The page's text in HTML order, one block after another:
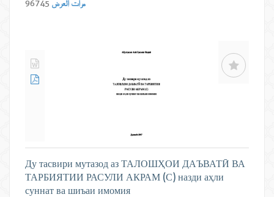
مرات العرض 96745
Ду тасвири мутазод аз ТАЛОШҲОИ ДАЪВАТӢ ВА
ТАРБИЯТИИ РАСУЛИ АКРАМ (С) назди аҳли
суннат ва шиъаи имомия